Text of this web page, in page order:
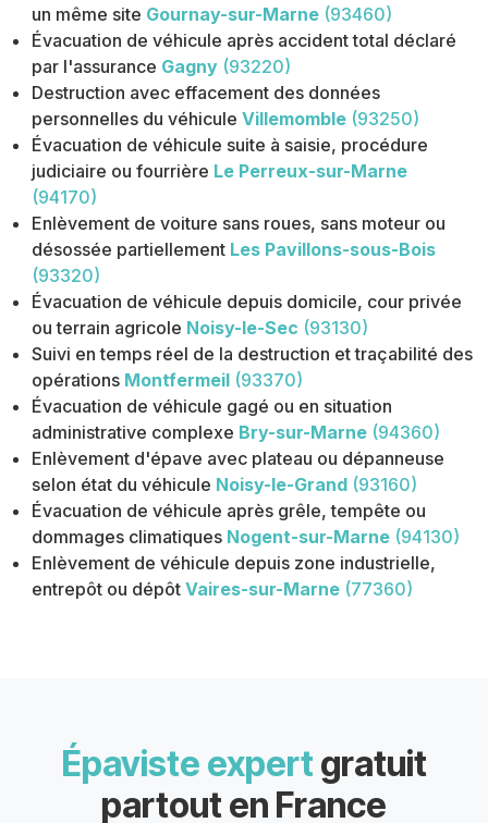
un même site Gournay-sur-Marne (93460)
Évacuation de véhicule après accident total déclaré
par l'assurance Gagny (93220)
Destruction avec effacement des données
personnelles du véhicule Villemomble (93250)
Évacuation de véhicule suite à saisie, procédure
judiciaire ou fourrière Le Perreux-sur-Marne
(94170)
Enlèvement de voiture sans roues, sans moteur ou
désossée partiellement Les Pavillons-sous-Bois
(93320)
Évacuation de véhicule depuis domicile, cour privée
ou terrain agricole Noisy-le-Sec (93130)
Suivi en temps réel de la destruction et traçabilité des
opérations Montfermeil (93370)
Évacuation de véhicule gagé ou en situation
administrative complexe Bry-sur-Marne (94360)
Enlèvement d'épave avec plateau ou dépanneuse
selon état du véhicule Noisy-le-Grand (93160)
Évacuation de véhicule après grêle, tempête ou
dommages climatiques Nogent-sur-Marne (94130)
Enlèvement de véhicule depuis zone industrielle,
entrepôt ou dépôt Vaires-sur-Marne (77360)
Épaviste expert gratuit
partout en France